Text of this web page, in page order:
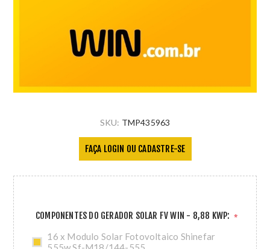
SKU: TMP435963
FAÇA LOGIN OU CADASTRE-SE
COMPONENTES DO GERADOR SOLAR FV WIN - 8,88 KWP: *
16 x Modulo Solar Fotovoltaico Shinefar